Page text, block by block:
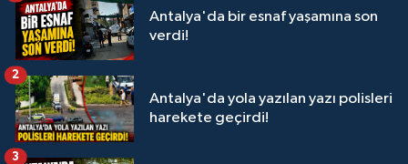
Antalya'da bir esnaf yaşamına son
verdi!
Antalya'da yola yazılan yazı polisleri
harekete geçirdi!
2
3